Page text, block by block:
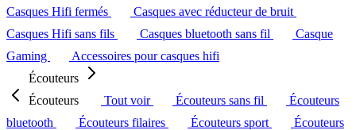
Casques Hifi fermés
Casques avec réducteur de bruit
Casques Hifi sans fils
Casques bluetooth sans fil
Casque
Gaming
Accessoires pour casques hifi
Écouteurs
Écouteurs
Tout voir Écouteurs sans fil
Écouteurs
bluetooth
Écouteurs filaires Écouteurs sport
Écouteurs